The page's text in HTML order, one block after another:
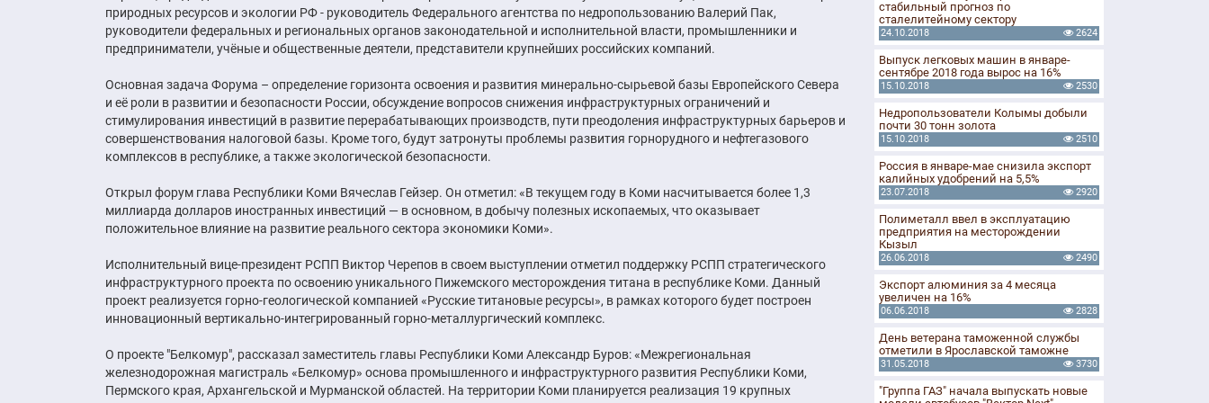
природных ресурсов и экологии РФ - руководитель Федерального агентства по недропользованию Валерий Пак,
руководители федеральных и региональных органов законодательной и исполнительной власти, промышленники и
предприниматели, учёные и общественные деятели, представители крупнейших российских компаний.
Основная задача Форума – определение горизонта освоения и развития минерально-сырьевой базы Европейского Севера
и её роли в развитии и безопасности России, обсуждение вопросов снижения инфраструктурных ограничений и
стимулирования инвестиций в развитие перерабатывающих производств, пути преодоления инфраструктурных барьеров и
совершенствования налоговой базы. Кроме того, будут затронуты проблемы развития горнорудного и нефтегазового
комплексов в республике, а также экологической безопасности.
Открыл форум глава Республики Коми Вячеслав Гейзер. Он отметил: «В текущем году в Коми насчитывается более 1,3
миллиарда долларов иностранных инвестиций — в основном, в добычу полезных ископаемых, что оказывает
положительное влияние на развитие реального сектора экономики Коми».
Исполнительный вице-президент РСПП Виктор Черепов в своем выступлении отметил поддержку РСПП стратегического
инфраструктурного проекта по освоению уникального Пижемского месторождения титана в республике Коми. Данный
проект реализуется горно-геологической компанией «Русские титановые ресурсы», в рамках которого будет построен
инновационный вертикально-интегрированный горно-металлургический комплекс.
О проекте "Белкомур", рассказал заместитель главы Республики Коми Александр Буров: «Межрегиональная
железнодорожная магистраль «Белкомур» основа промышленного и инфраструктурного развития Республики Коми,
Пермского края, Архангельской и Мурманской областей. На территории Коми планируется реализация 19 крупных
стабильный прогноз по
сталелитейному сектору
24.10.2018 2624
Выпуск легковых машин в январе-
сентябре 2018 года вырос на 16%
15.10.2018 2530
Недропользователи Колымы добыли
почти 30 тонн золота
15.10.2018 2510
Россия в январе-мае снизила экспорт
калийных удобрений на 5,5%
23.07.2018 2920
Полиметалл ввел в эксплуатацию
предприятия на месторождении
Кызыл
26.06.2018 2490
Экспорт алюминия за 4 месяца
увеличен на 16%
06.06.2018 2828
День ветерана таможенной службы
отметили в Ярославской таможне
31.05.2018 3730
"Группа ГАЗ" начала выпускать новые